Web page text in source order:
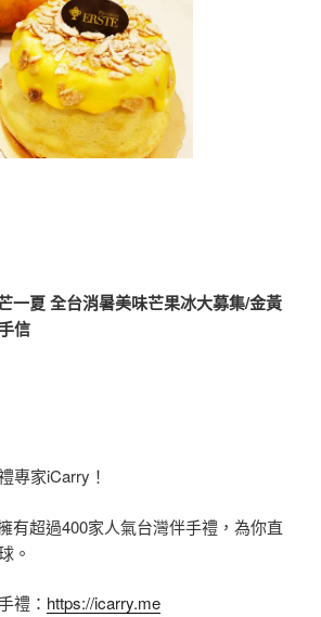
一夏 全台消暑美味芒果冰大募集/金黃
信
專家iCarry！
有超過400家人氣台灣伴手禮，為你直
。
禮： https://icarry.me